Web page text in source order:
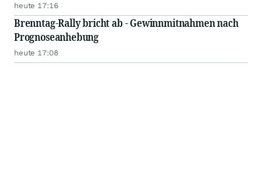
heute 17:16
Brenntag-Rally bricht ab - Gewinnmitnahmen nach
Prognoseanhebung
heute 17:08